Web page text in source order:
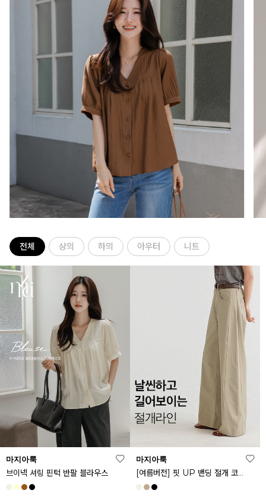
전체 상의 하의 아우터 니트
마지아룩
브이넥 셔링 핀턱 반팔 블라우스
마지아룩
[여름버전] 핏 UP 밴딩 절개 코튼 팬츠